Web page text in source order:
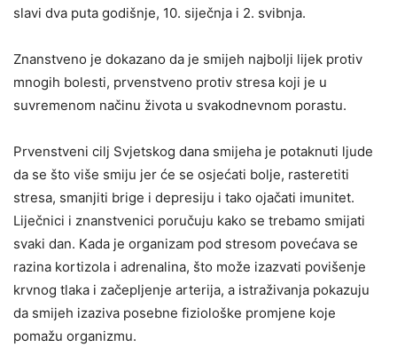
slavi dva puta godišnje, 10. siječnja i 2. svibnja.
Znanstveno je dokazano da je smijeh najbolji lijek protiv
mnogih bolesti, prvenstveno protiv stresa koji je u
suvremenom načinu života u svakodnevnom porastu.
Prvenstveni cilj Svjetskog dana smijeha je potaknuti ljude
da se što više smiju jer će se osjećati bolje, rasteretiti
stresa, smanjiti brige i depresiju i tako ojačati imunitet.
Liječnici i znanstvenici poručuju kako se trebamo smijati
svaki dan. Kada je organizam pod stresom povećava se
razina kortizola i adrenalina, što može izazvati povišenje
krvnog tlaka i začepljenje arterija, a istraživanja pokazuju
da smijeh izaziva posebne fiziološke promjene koje
pomažu organizmu.